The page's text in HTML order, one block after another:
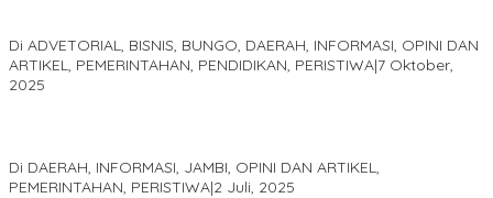
Di ADVETORIAL, BISNIS, BUNGO, DAERAH, INFORMASI, OPINI DAN
ARTIKEL, PEMERINTAHAN, PENDIDIKAN, PERISTIWA|7 Oktober,
2025
Di DAERAH, INFORMASI, JAMBI, OPINI DAN ARTIKEL,
PEMERINTAHAN, PERISTIWA|2 Juli, 2025